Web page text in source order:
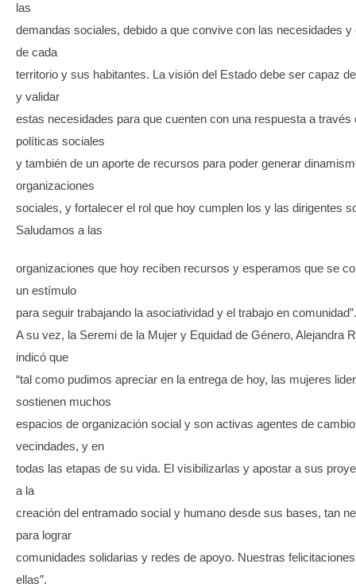
las
demandas sociales, debido a que convive con las necesidades y
de cada
territorio y sus habitantes. La visión del Estado debe ser capaz
y validar
estas necesidades para que cuenten con una respuesta a través
políticas sociales
y también de un aporte de recursos para poder generar
organizaciones
sociales, y fortalecer el rol que hoy cumplen los y las dirigentes
Saludamos a las
organizaciones que hoy reciben recursos y esperamos que se
un estímulo
para seguir trabajando la asociatividad y el trabajo en comunidad”.
A su vez, la Seremi de la Mujer y Equidad de Género, Alejandra
indicó que
“tal como pudimos apreciar en la entrega de hoy, las mujeres
sostienen muchos
espacios de organización social y son activas agentes de
vecindades, y en
todas las etapas de su vida. El visibilizarlas y apostar a sus
a la
creación del entramado social y humano desde sus bases, tan
para lograr
comunidades solidarias y redes de apoyo. Nuestras
ellas”.